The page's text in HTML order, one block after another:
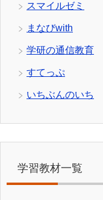
スマイルゼミ
まなびwith
学研の通信教育
すてっぷ
いちぶんのいち
学習教材一覧